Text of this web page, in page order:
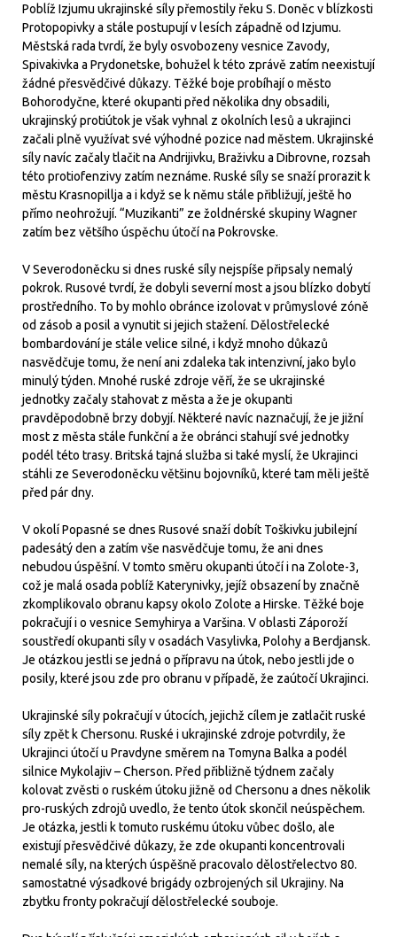
Poblíž Izjumu ukrajinské síly přemostily řeku S. Doněc v blízkosti
Protopopivky a stále postupují v lesích západně od Izjumu.
Městská rada tvrdí, že byly osvobozeny vesnice Zavody,
Spivakivka a Prydonetske, bohužel k této zprávě zatím neexistují
žádné přesvědčivé důkazy. Těžké boje probíhají o město
Bohorodyčne, které okupanti před několika dny obsadili,
ukrajinský protiútok je však vyhnal z okolních lesů a ukrajinci
začali plně využívat své výhodné pozice nad městem. Ukrajinské
síly navíc začaly tlačit na Andrijivku, Braživku a Dibrovne, rozsah
této protiofenzivy zatím neznáme. Ruské síly se snaží prorazit k
městu Krasnopillja a i když se k němu stále přibližují, ještě ho
přímo neohrožují. “Muzikanti” ze žoldnérské skupiny Wagner
zatím bez většího úspěchu útočí na Pokrovske.
V Severodoněcku si dnes ruské síly nejspíše připsaly nemalý
pokrok. Rusové tvrdí, že dobyli severní most a jsou blízko dobytí
prostředního. To by mohlo obránce izolovat v průmyslové zóně
od zásob a posil a vynutit si jejich stažení. Dělostřelecké
bombardování je stále velice silné, i když mnoho důkazů
nasvědčuje tomu, že není ani zdaleka tak intenzivní, jako bylo
minulý týden. Mnohé ruské zdroje věří, že se ukrajinské
jednotky začaly stahovat z města a že je okupanti
pravděpodobně brzy dobyjí. Některé navíc naznačují, že je jižní
most z města stále funkční a že obránci stahují své jednotky
podél této trasy. Britská tajná služba si také myslí, že Ukrajinci
stáhli ze Severodoněcku většinu bojovníků, které tam měli ještě
před pár dny.
V okolí Popasné se dnes Rusové snaží dobít Toškivku jubilejní
padesátý den a zatím vše nasvědčuje tomu, že ani dnes
nebudou úspěšní. V tomto směru okupanti útočí i na Zolote-3,
což je malá osada poblíž Katerynivky, jejíž obsazení by značně
zkomplikovalo obranu kapsy okolo Zolote a Hirske. Těžké boje
pokračují i o vesnice Semyhirya a Varšina. V oblasti Záporoží
soustředí okupanti síly v osadách Vasylivka, Polohy a Berdjansk.
Je otázkou jestli se jedná o přípravu na útok, nebo jestli jde o
posily, které jsou zde pro obranu v případě, že zaútočí Ukrajinci.
Ukrajinské síly pokračují v útocích, jejichž cílem je zatlačit ruské
síly zpět k Chersonu. Ruské i ukrajinské zdroje potvrdily, že
Ukrajinci útočí u Pravdyne směrem na Tomyna Balka a podél
silnice Mykolajiv – Cherson. Před přibližně týdnem začaly
kolovat zvěsti o ruském útoku jižně od Chersonu a dnes několik
pro-ruských zdrojů uvedlo, že tento útok skončil neúspěchem.
Je otázka, jestli k tomuto ruskému útoku vůbec došlo, ale
existují přesvědčivé důkazy, že zde okupanti koncentrovali
nemalé síly, na kterých úspěšně pracovalo dělostřelectvo 80.
samostatné výsadkové brigády ozbrojených sil Ukrajiny. Na
zbytku fronty pokračují dělostřelecké souboje.